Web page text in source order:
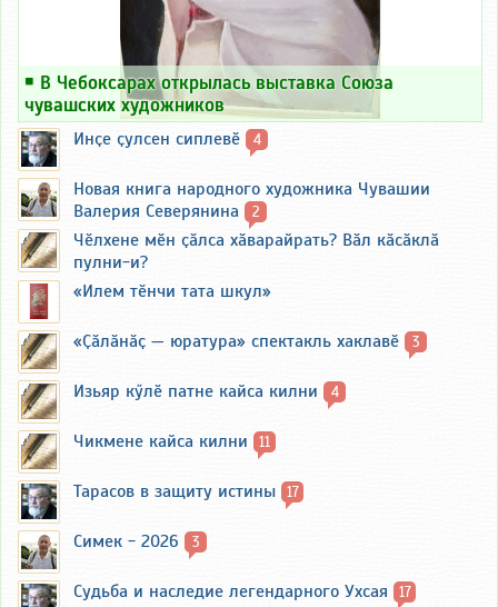
￭ В Чебоксарах открылась выставка Союза
чувашских художников
Инҫе ҫулсен сиплевӗ 4
Новая книга народного художника Чувашии
Валерия Северянина
2
Чӗлхене мӗн ҫӑлса хӑварайрать? Вӑл кӑсӑклӑ
пулни-и?
«Илем тӗнчи тата шкул»
«Ҫӑлӑнӑҫ — юратура» спектакль хаклавӗ 3
Изьяр кӳлӗ патне кайса килни 4
Чикмене кайса килни 11
Тарасов в защиту истины 17
Симек - 2026 3
Судьба и наследие легендарного Ухсая 17